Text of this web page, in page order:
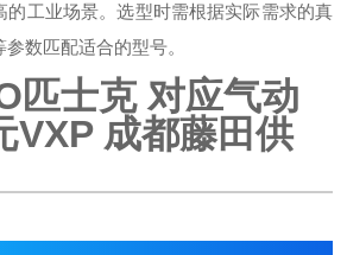
的工业场景。选型时需根据实际需求的真
数匹配适合的型号。
匹士克 对应气动
VXP成都藤田供